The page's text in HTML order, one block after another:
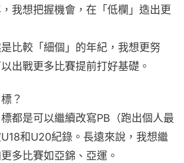
我想把握機會，在「低欄」造出更
比較「細個」的年紀，我想更努
出戰更多比賽提前打好基礎。
？
都是可以繼續改寫PB（跑出個人最
和U20紀錄。長遠來說，我想繼
多比賽如亞錦、亞運。